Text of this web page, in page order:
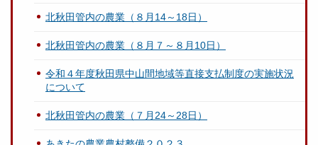
北秋田管内の農業（８月14～18日）
北秋田管内の農業（８月７～８月10日）
令和４年度秋田県中山間地域等直接支払制度の実施状況
について
北秋田管内の農業（７月24～28日）